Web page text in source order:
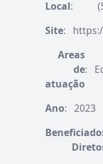
Local:
Site:
Areas
de
atuação
:
Ano: 2023